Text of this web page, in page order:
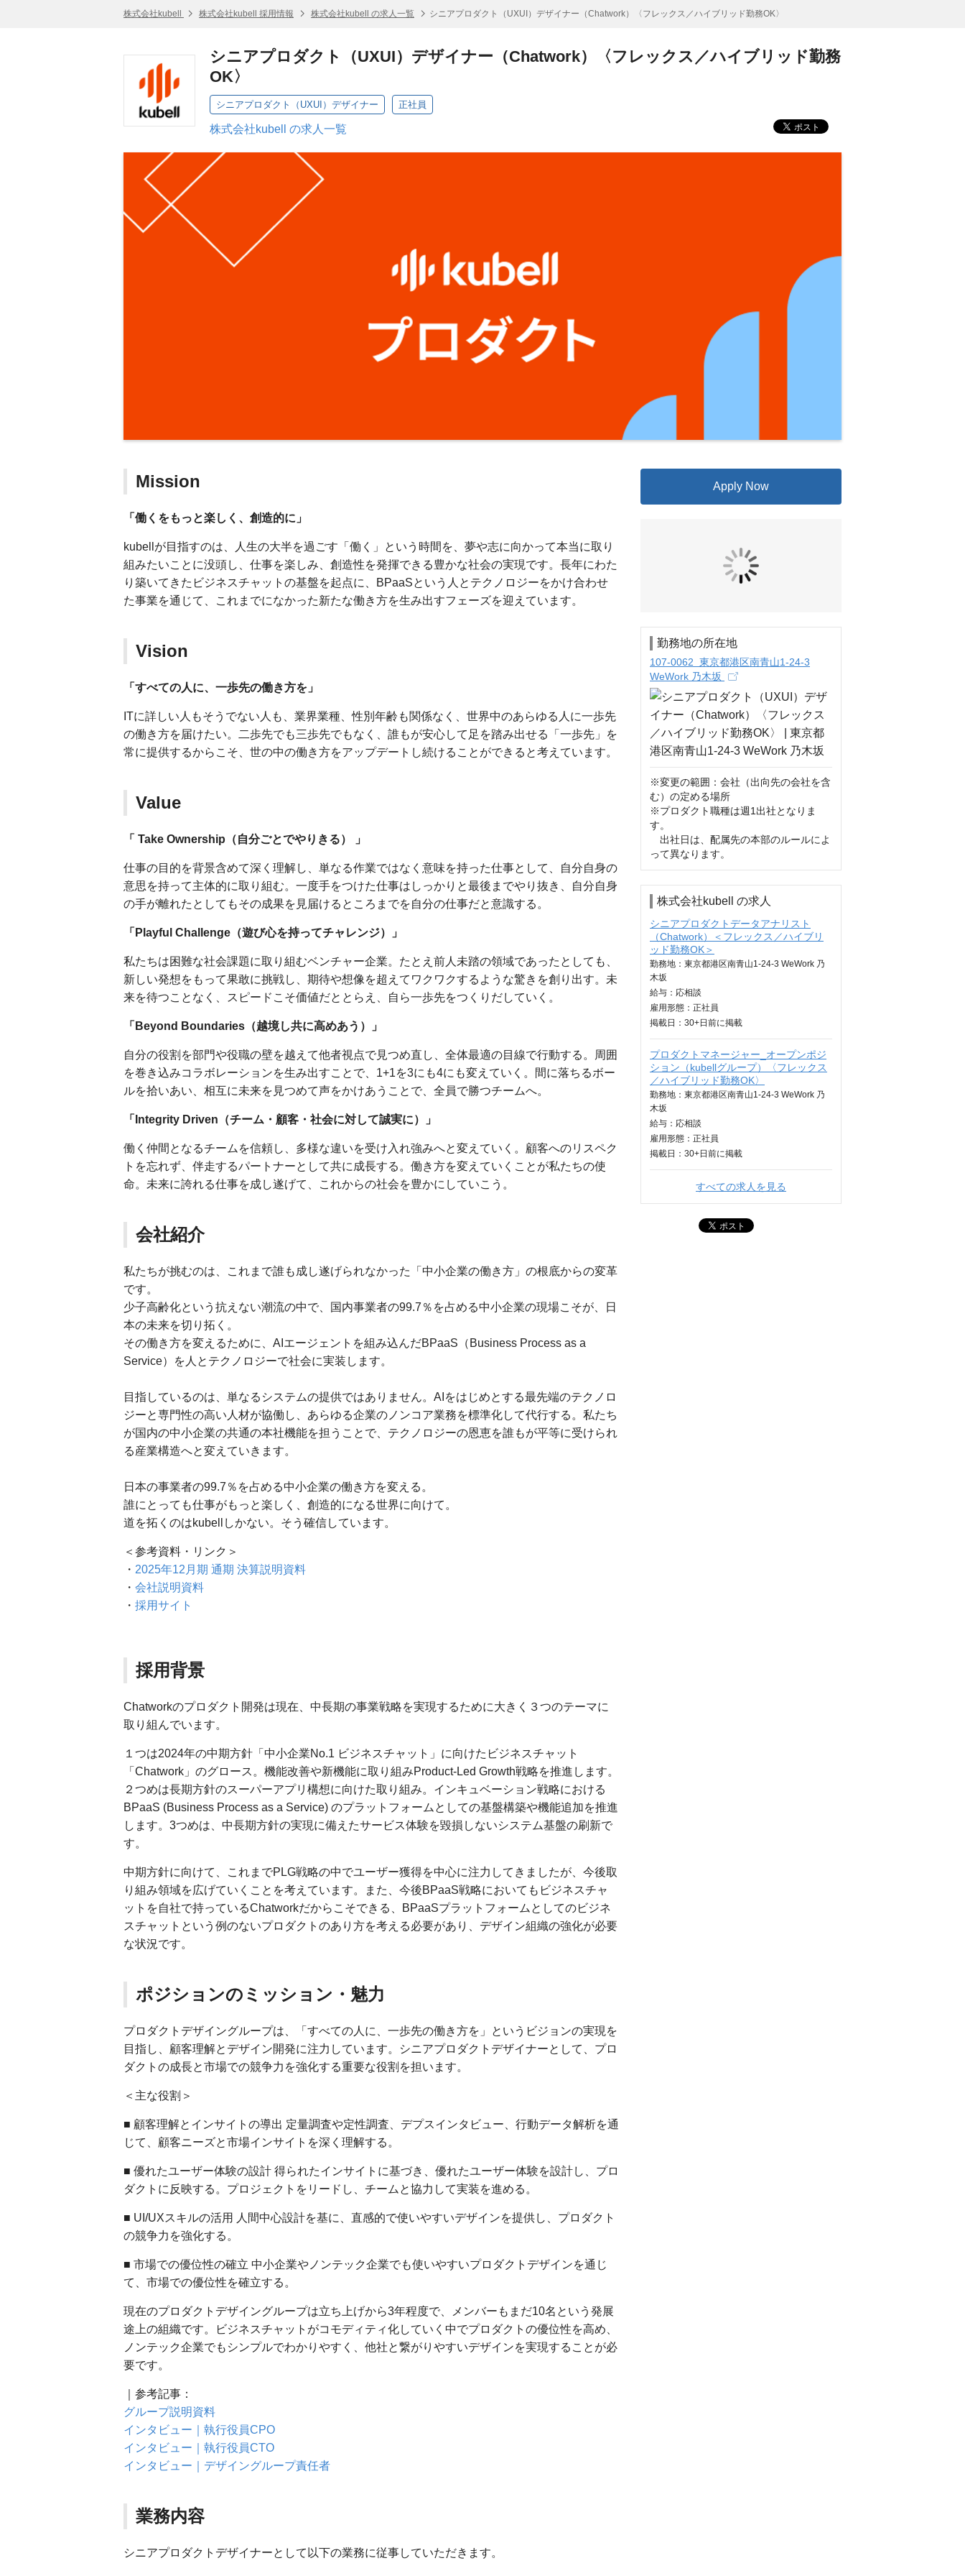
株式会社kubell 株式会社kubell 採用情報 株式会社kubell の求人一覧 シニアプロダクト（UXUI）デザイナー（Chatwork）〈フレックス／ハイブリッド勤務OK〉
シニアプロダクト（UXUI）デザイナー（Chatwork）〈フレックス／ハイブリッド勤務
OK〉
シニアプロダクト（UXUI）デザイナー 正社員
株式会社kubell の求人一覧
Mission
「働くをもっと楽しく、創造的に」
kubellが目指すのは、人生の大半を過ごす「働く」という時間を、夢や志に向かって本当に取り
組みたいことに没頭し、仕事を楽しみ、創造性を発揮できる豊かな社会の実現です。長年にわた
り築いてきたビジネスチャットの基盤を起点に、BPaaSという人とテクノロジーをかけ合わせ
た事業を通じて、これまでになかった新たな働き方を生み出すフェーズを迎えています。
Vision
「すべての人に、一歩先の働き方を」
ITに詳しい人もそうでない人も、業界業種、性別年齢も関係なく、世界中のあらゆる人に一歩先
の働き方を届けたい。二歩先でも三歩先でもなく、誰もが安心して足を踏み出せる「一歩先」を
常に提供するからこそ、世の中の働き方をアップデートし続けることができると考えています。
Value
「 Take Ownership（自分ごとでやりきる） 」
仕事の目的を背景含めて深く理解し、単なる作業ではなく意味を持った仕事として、自分自身の
意思を持って主体的に取り組む。一度手をつけた仕事はしっかりと最後までやり抜き、自分自身
の手が離れたとしてもその成果を見届けるところまでを自分の仕事だと意識する。
「Playful Challenge（遊び心を持ってチャレンジ）」
私たちは困難な社会課題に取り組むベンチャー企業。たとえ前人未踏の領域であったとしても、
新しい発想をもって果敢に挑戦し、期待や想像を超えてワクワクするような驚きを創り出す。未
来を待つことなく、スピードこそ価値だととらえ、自ら一歩先をつくりだしていく。
「Beyond Boundaries（越境し共に高めあう）」
自分の役割を部門や役職の壁を越えて他者視点で見つめ直し、全体最適の目線で行動する。周囲
を巻き込みコラボレーションを生み出すことで、1+1を3にも4にも変えていく。間に落ちるボー
ルを拾いあい、相互に未来を見つめて声をかけあうことで、全員で勝つチームへ。
「Integrity Driven（チーム・顧客・社会に対して誠実に）」
働く仲間となるチームを信頼し、多様な違いを受け入れ強みへと変えていく。顧客へのリスペク
トを忘れず、伴走するパートナーとして共に成長する。働き方を変えていくことが私たちの使
命。未来に誇れる仕事を成し遂げて、これからの社会を豊かにしていこう。
会社紹介
私たちが挑むのは、これまで誰も成し遂げられなかった「中小企業の働き方」の根底からの変革
です。
少子高齢化という抗えない潮流の中で、国内事業者の99.7％を占める中小企業の現場こそが、日
本の未来を切り拓く。
その働き方を変えるために、AIエージェントを組み込んだBPaaS（Business Process as a
Service）を人とテクノロジーで社会に実装します。
目指しているのは、単なるシステムの提供ではありません。AIをはじめとする最先端のテクノロ
ジーと専門性の高い人材が協働し、あらゆる企業のノンコア業務を標準化して代行する。私たち
が国内の中小企業の共通の本社機能を担うことで、テクノロジーの恩恵を誰もが平等に受けられ
る産業構造へと変えていきます。
日本の事業者の99.7％を占める中小企業の働き方を変える。
誰にとっても仕事がもっと楽しく、創造的になる世界に向けて。
道を拓くのはkubellしかない。そう確信しています。
＜参考資料・リンク＞
・ 2025年12月期 通期 決算説明資料
・ 会社説明資料
・ 採用サイト
採用背景
Chatworkのプロダクト開発は現在、中長期の事業戦略を実現するために大きく３つのテーマに
取り組んでいます。
１つは2024年の中期方針「中小企業No.1 ビジネスチャット」に向けたビジネスチャット
「Chatwork」のグロース。機能改善や新機能に取り組みProduct-Led Growth戦略を推進します。
２つめは長期方針のスーパーアプリ構想に向けた取り組み。インキュベーション戦略における
BPaaS (Business Process as a Service) のプラットフォームとしての基盤構築や機能追加を推進
します。3つめは、中長期方針の実現に備えたサービス体験を毀損しないシステム基盤の刷新で
す。
中期方針に向けて、これまでPLG戦略の中でユーザー獲得を中心に注力してきましたが、今後取
り組み領域を広げていくことを考えています。また、今後BPaaS戦略においてもビジネスチャ
ットを自社で持っているChatworkだからこそできる、BPaaSプラットフォームとしてのビジネ
スチャットという例のないプロダクトのあり方を考える必要があり、デザイン組織の強化が必要
な状況です。
ポジションのミッション・魅力
プロダクトデザイングループは、「すべての人に、一歩先の働き方を」というビジョンの実現を
目指し、顧客理解とデザイン開発に注力しています。シニアプロダクトデザイナーとして、プロ
ダクトの成長と市場での競争力を強化する重要な役割を担います。
＜主な役割＞
■ 顧客理解とインサイトの導出 定量調査や定性調査、デプスインタビュー、行動データ解析を通
じて、顧客ニーズと市場インサイトを深く理解する。
■ 優れたユーザー体験の設計 得られたインサイトに基づき、優れたユーザー体験を設計し、プロ
ダクトに反映する。プロジェクトをリードし、チームと協力して実装を進める。
■ UI/UXスキルの活用 人間中心設計を基に、直感的で使いやすいデザインを提供し、プロダクト
の競争力を強化する。
■ 市場での優位性の確立 中小企業やノンテック企業でも使いやすいプロダクトデザインを通じ
て、市場での優位性を確立する。
現在のプロダクトデザイングループは立ち上げから3年程度で、メンバーもまだ10名という発展
途上の組織です。ビジネスチャットがコモディティ化していく中でプロダクトの優位性を高め、
ノンテック企業でもシンプルでわかりやすく、他社と繋がりやすいデザインを実現することが必
要です。
｜参考記事：
グループ説明資料
インタビュー｜執行役員CPO
インタビュー｜執行役員CTO
インタビュー｜デザイングループ責任者
業務内容
シニアプロダクトデザイナーとして以下の業務に従事していただきます。
Apply Now
勤務地の所在地
107-0062 東京都港区南青山1-24-3
WeWork 乃木坂
※変更の範囲：会社（出向先の会社を含
む）の定める場所
※プロダクト職種は週1出社となりま
す。
出社日は、配属先の本部のルールによ
って異なります。
株式会社kubell の求人
シニアプロダクトデータアナリスト
（Chatwork）＜フレックス／ハイブリ
ッド勤務OK＞
勤務地：東京都港区南青山1-24-3 WeWork 乃
木坂
給与： 応相談
雇用形態：正社員
掲載日： 30+日 前に掲載
プロダクトマネージャー_オープンポジ
ション（kubellグループ）〈フレックス
／ハイブリッド勤務OK〉
勤務地：東京都港区南青山1-24-3 WeWork 乃
木坂
給与： 応相談
雇用形態：正社員
掲載日： 30+日 前に掲載
すべての求人を見る